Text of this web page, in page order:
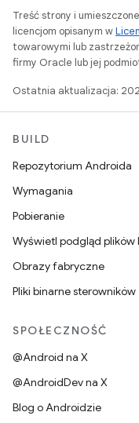
Treść strony i
licencjom opisanym w
towarowymi lub
firmy Oracle lub jej
Ostatnia aktualizacja:
BUILD
Repozytorium Androida
Wymagania
Pobieranie
Wyświetl podgląd plików
Obrazy fabryczne
Pliki binarne sterowników
SPOŁECZNOŚĆ
@Android na X
@AndroidDev na X
Blog o Androidzie